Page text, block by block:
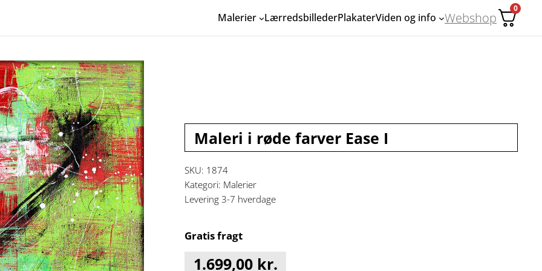
Malerier LærredsbillederPlakaterViden og info Webshop
0
Maleri i røde farver Ease I
SKU: 1874
Kategori: Malerier
Levering 3-7 hverdage
Gratis fragt
1.699,00 kr.